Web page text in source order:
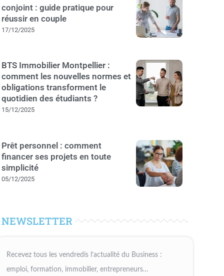
conjoint : guide pratique pour
réussir en couple
17/12/2025
BTS Immobilier Montpellier :
comment les nouvelles normes et
obligations transforment le
quotidien des étudiants ?
15/12/2025
Prêt personnel : comment
financer ses projets en toute
simplicité
05/12/2025
NEWSLETTER
Recevez tous les vendredis l’actualité du Business :
emploi, formation, immobilier, entrepreneurs…